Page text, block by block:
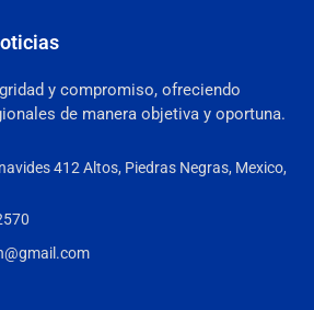
y compromiso, ofreciendo
de manera objetiva y oportuna.
412 Altos, Piedras Negras, Mexico,